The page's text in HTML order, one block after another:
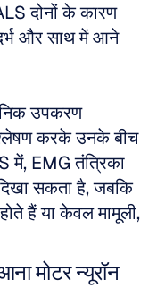
दोनों के कारण
और साथ में आने
उपकरण
करके उनके बीच
EMG तंत्रिका
सकता है, जबकि
हैं या केवल मामूली,
मोटर न्यूरॉन